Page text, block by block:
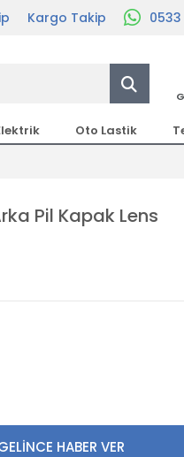
Kargo Takip 0533
Oto Lastik
Pil Kapak Lens
HABER VER